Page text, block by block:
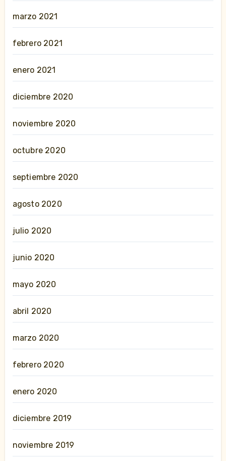
marzo 2021
febrero 2021
enero 2021
diciembre 2020
noviembre 2020
octubre 2020
septiembre 2020
agosto 2020
julio 2020
junio 2020
mayo 2020
abril 2020
marzo 2020
febrero 2020
enero 2020
diciembre 2019
noviembre 2019